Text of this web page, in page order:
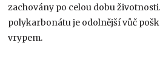
zachovány po celou dobu
polykarbonátu je odolnější vůč
vrypem.